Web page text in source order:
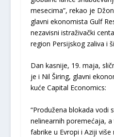
mesecima”, rekao je
glavni ekonomista Gulf
nezavisni istraživački
region Persijskog zaliva i
Dan kasnije, 19. maja,
je i Nil Širing, glavni
kuće Capital Economics:
“Produžena blokada vodi
nelinearnih poremećaja,
fabrike u Evropi i Aziji